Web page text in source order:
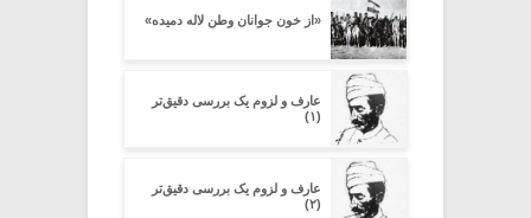
«از خون جوانان وطن لاله دمیده»
عارف و لزوم یک بررسی دقیق‌تر
(۱)
عارف و لزوم یک بررسی دقیق‌تر
(۲)